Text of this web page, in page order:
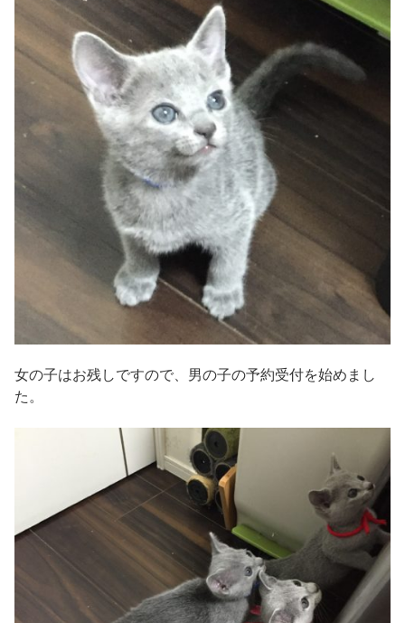
女の子はお残しですので、男の子の予約受付を始めまし
た。